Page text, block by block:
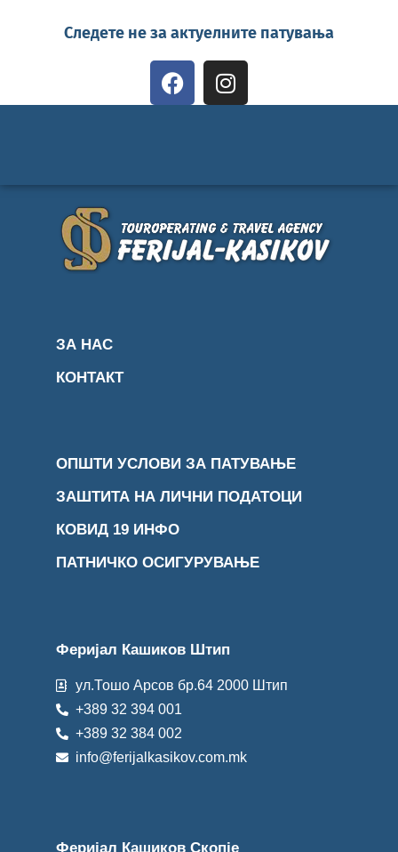
Следете не за актуелните патувања
ЗА НАС
КОНТАКТ
ОПШТИ УСЛОВИ ЗА ПАТУВАЊЕ
ЗАШТИТА НА ЛИЧНИ ПОДАТОЦИ
КОВИД 19 ИНФО
ПАТНИЧКО ОСИГУРУВАЊЕ
Феријал Кашиков Штип
ул.Тошо Арсов бр.64 2000 Штип
+389 32 394 001
+389 32 384 002
info@ferijalkasikov.com.mk
Феријал Кашиков Скопје